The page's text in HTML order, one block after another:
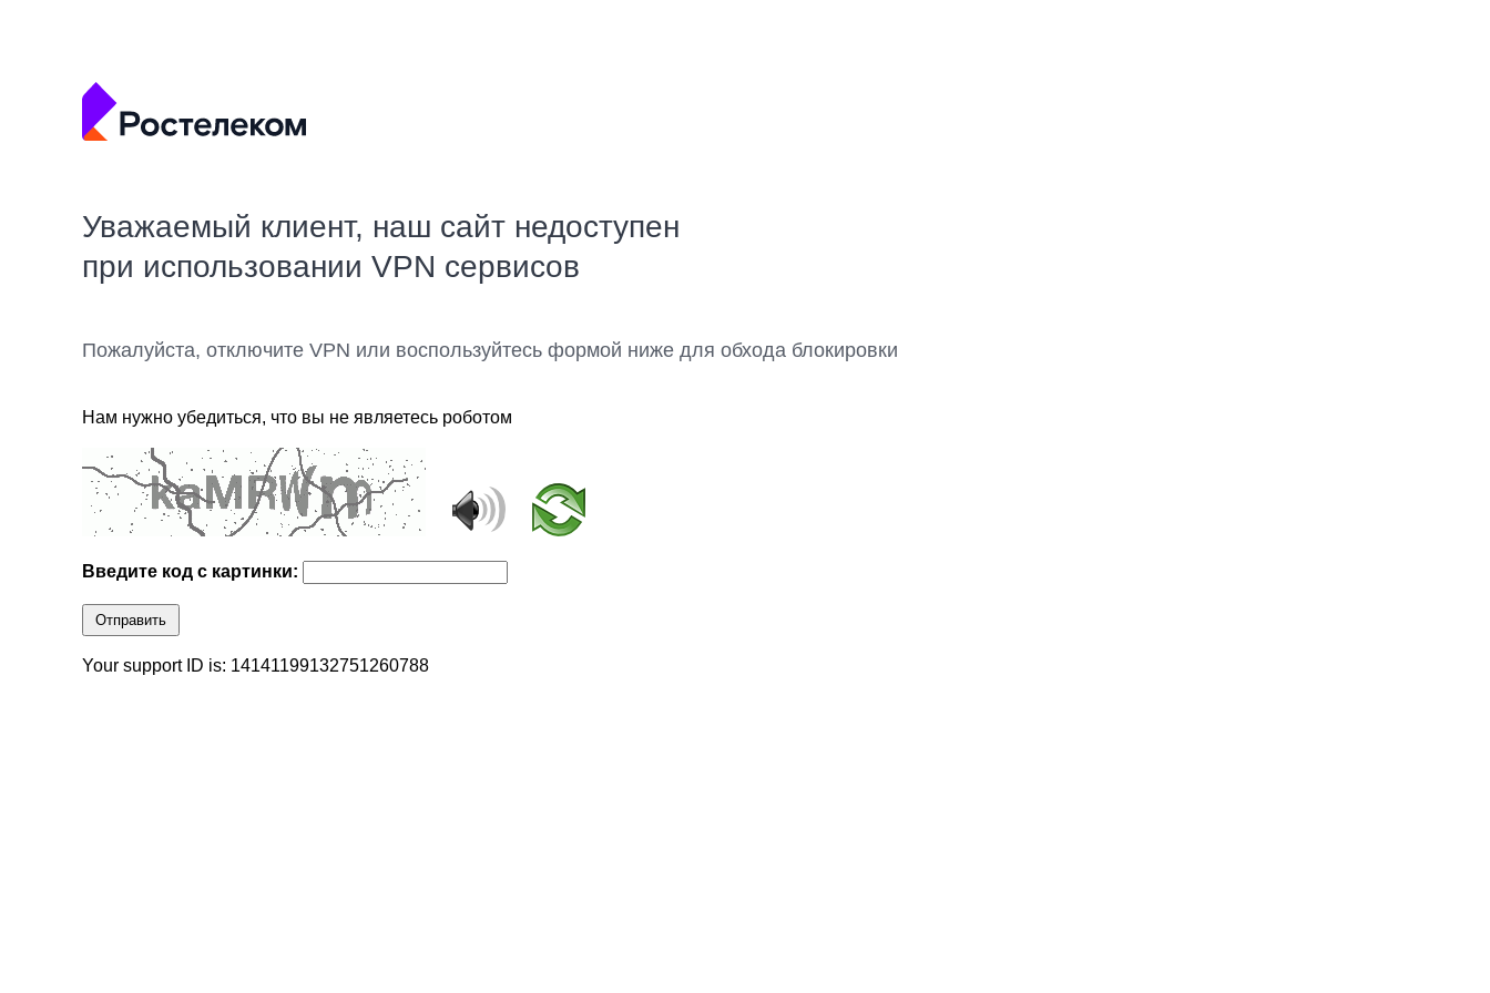
Уважаемый клиент, наш сайт недоступен
при использовании VPN сервисов
Пожалуйста, отключите VPN или воспользуйтесь формой ниже для обхода блокировки
Нам нужно убедиться, что вы не являетесь роботом
Введите код с картинки:
Отправить
Your support ID is: 14141199132751260788